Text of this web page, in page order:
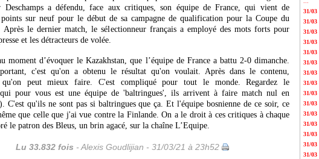
a défendu, face aux critiques, son équipe de France, qui vient de
points sur neuf pour le début de sa campagne de qualification pour la Coupe du
Après le dernier match, le sélectionneur français a employé des mots forts pour
et les détracteurs de volée.
moment d’évoquer le Kazakhstan, que l’équipe de France a battu 2-0 dimanche.
c'est qu'on a obtenu le résultat qu'on voulait. Après dans le contenu,
qu'on peut mieux faire. C'est compliqué pour tout le monde. Regardez le
qui pour vous est une équipe de 'baltringues', ils arrivent à faire match nul en
C'est qu'ils ne sont pas si baltringues que ça. Et l'équipe bosnienne de ce soir, ce
que celle que j'ai vue contre la Finlande. On a le droit à ces critiques à chaque
le patron des Bleus, un brin agacé, sur la chaîne L’Equipe.
Lu 33.832 fois - Alexis Goudlijian - 31/03/21 à 23h52
31/03
31/03
31/03
31/03
31/03
31/03
31/03
31/03
31/03
31/03
31/03
31/03
31/03
31/03
31/03